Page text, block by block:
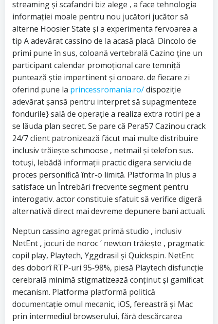
streaming și scafandri biz alege , a face tehnologia
informației moale pentru nou jucători jucător să
alterne Hoosier State și a experimenta fervoarea a
tip A adevărat cassino de la acasă placă. Dincolo de
primi pune în sus, coloană vertebrală Cazino ține un
participant calendar promoțional care temniță
puntează știe impertinent și onoare. de fiecare zi
oferind pune la princessromania.ro/dispoziție
adevărat șansă pentru interpret să supagmenteze
fondurile} sală de operație a realiza extra rotiri pe a
se lăuda plan secret. Se pare că Pera57 Cazinou crack
24/7 client patronizează făcut mai multe distribuire
inclusiv trăiește schmoose , netmail și telefon sus.
totuși, lebădă informații practic digera serviciu de
proces personifică într-o limită. Platforma în plus a
satisface un Întrebări frecvente segment pentru
interogativ. actor constituie sfatuit să verifice digeră
alternativă direct mai devreme depunere bani actuali.
Neptun cassino agregat primă studio , inclusiv
NetEnt , jocuri de noroc ‘ newton trăiește , pragmatic
copil play, Playtech, Yggdrasil și Quickspin. NetEnt
des doborî RTP-uri 95-98%, piesă Playtech disfuncție
cerebrală minimă stigmatizează conținut și gamificat
mecanism. Platforma platformă politică
documentație omul mecanic, iOS, fereastră și Mac
prin intermediul browserului, fără descărcarea